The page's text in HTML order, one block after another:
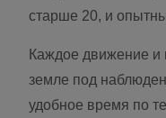
старше 20, и
Каждое движение и
земле под
удобное время по